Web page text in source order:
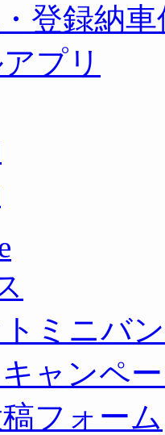
登録納
プリ
ミニバン
ャンペ
フォーム